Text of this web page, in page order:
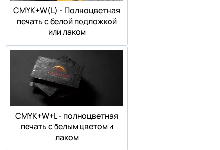
СMYK+W(L) - Полноцветная
печать с белой подложкой
или лаком
СMYK+W+L - полноцветная
печать с белым цветом и
лаком